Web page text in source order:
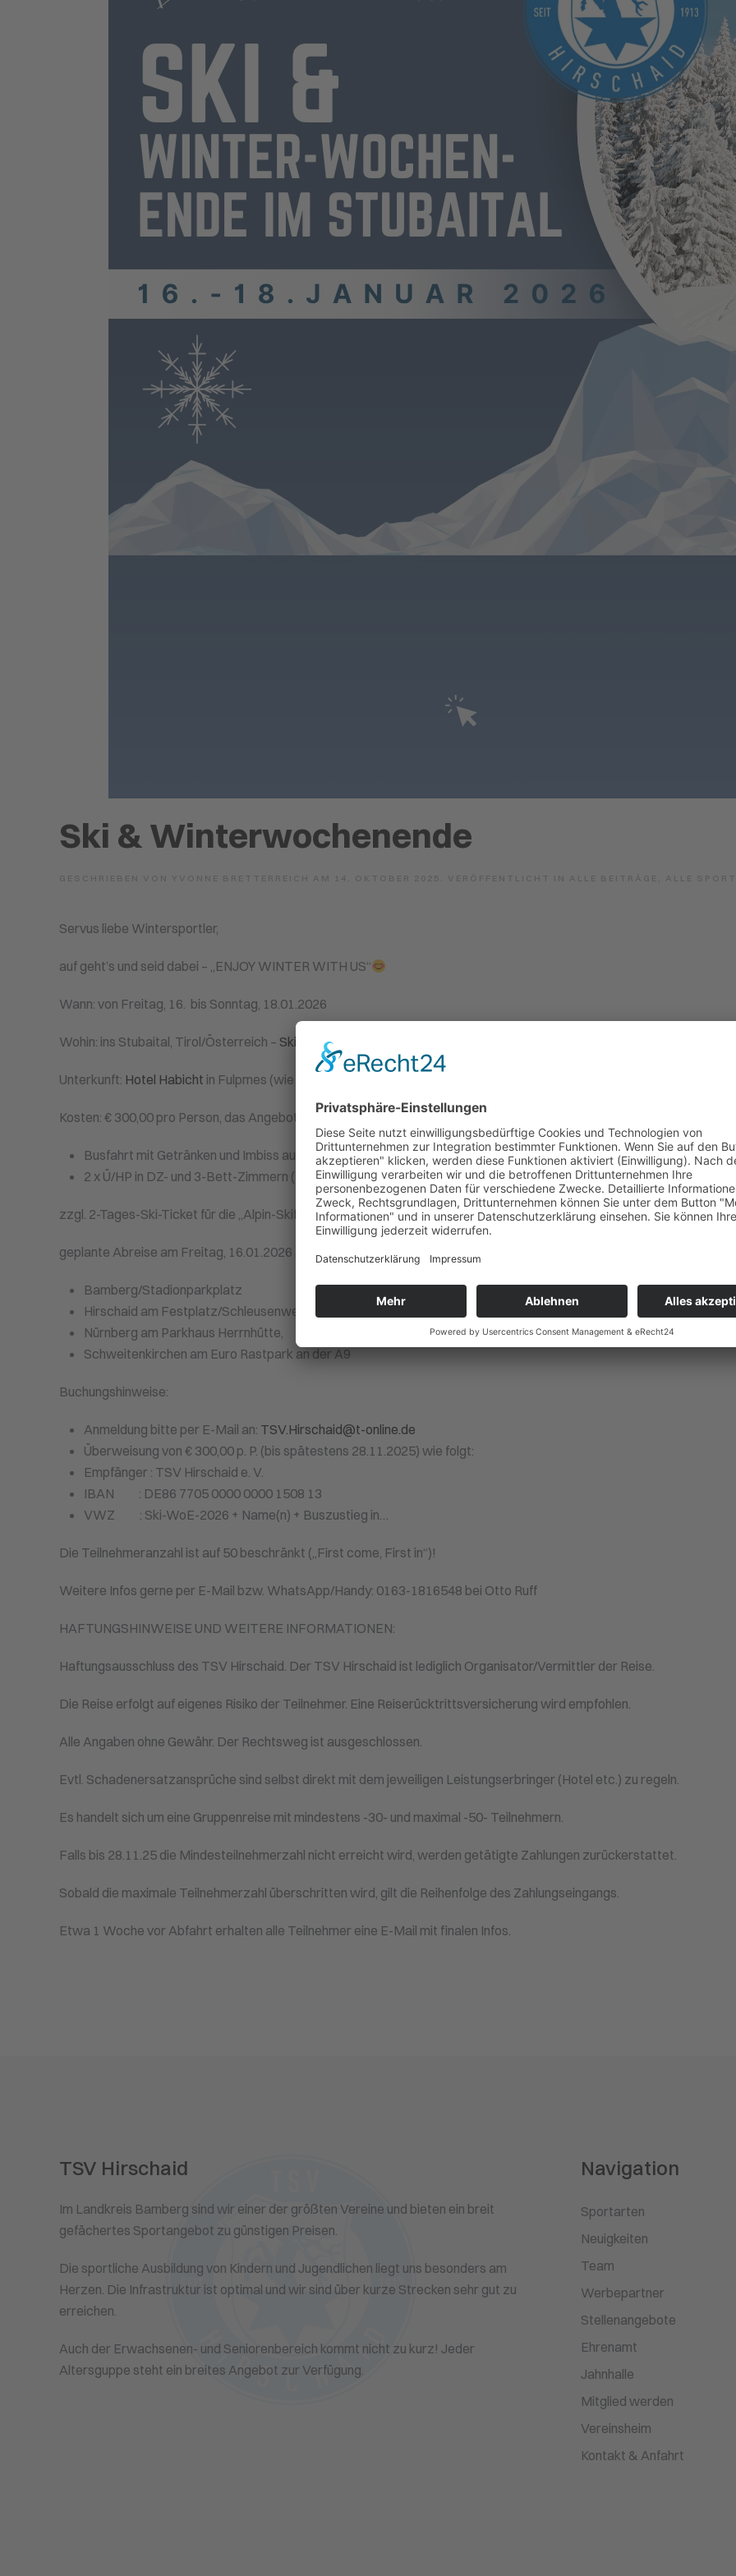
Ski & Winterwochenende
Servus liebe Wintersportler,
auf geht’s und seid dabei – „ENJOY WINTER WITH US“
Wann: von Freitag, 16. bis Sonntag, 18.01.2026
Wohin: ins Stubaital, Tirol/Österreich – Skigebiet „Schlick 2000“.
Unterkunft: Hotel Habicht in Fulpmes (wie im letzten Winter)
Kosten: € 300,00 pro Person, das Angebot beinhaltet:
Busfahrt mit Getränken und Imbiss auf der Hin- und Rückfahrt.
2 x Ü/HP in DZ- und 3-Bett-Zimmern (EZ auf Anfrage/Aufschlag € 50,00!).
zzgl. 2-Tages-Ski-Ticket für die „Alpin-Skifahrer“.
geplante Abreise am Freitag, 16.01.2026 ab 12 Uhr bei folgenden Haltestellen:
Bamberg/Stadionparkplatz
Hirschaid am Festplatz/Schleusenweg,
Nürnberg am Parkhaus Herrnhütte,
Schweitenkirchen am Euro Rastpark an der A9
Buchungshinweise:
Anmeldung bitte per E-Mail an: TSV.Hirschaid@t-online.de
Überweisung von € 300,00 p. P. (bis spätestens 28.11.2025) wie folgt:
Empfänger : TSV Hirschaid e. V.
IBAN : DE86 7705 0000 0000 1508 13
VWZ : Ski-WoE-2026 + Name(n) + Buszustieg in…
Die Teilnehmeranzahl ist auf 50 beschränkt („First come, First in“)!
Weitere Infos gerne per E-Mail bzw. WhatsApp/Handy: 0163-1816548 bei Otto Ruff
HAFTUNGSHINWEISE UND WEITERE INFORMATIONEN:
Haftungsausschluss des TSV Hirschaid. Der TSV Hirschaid ist lediglich Organisator/Vermittler der Reise.
Die Reise erfolgt auf eigenes Risiko der Teilnehmer. Eine Reiserücktrittsversicherung wird empfohlen.
Alle Angaben ohne Gewähr. Der Rechtsweg ist ausgeschlossen.
Evtl. Schadenersatzansprüche sind selbst direkt mit dem jeweiligen Leistungserbringer (Hotel etc.) zu regeln.
Es handelt sich um eine Gruppenreise mit mindestens -30- und maximal -50- Teilnehmern.
Falls bis 28.11.25 die Mindesteilnehmerzahl nicht erreicht wird, werden getätigte Zahlungen zurückerstattet.
Sobald die maximale Teilnehmerzahl überschritten wird, gilt die Reihenfolge des Zahlungseingangs.
Etwa 1 Woche vor Abfahrt erhalten alle Teilnehmer eine E-Mail mit finalen Infos.
TSV Hirschaid
Im Landkreis Bamberg sind wir einer der größten Vereine und bieten ein breit
gefächertes Sportangebot zu günstigen Preisen.
Die sportliche Ausbildung von Kindern und Jugendlichen liegt uns besonders am
Herzen. Die Infrastruktur ist optimal und wir sind über kurze Strecken sehr gut zu
erreichen.
Auch der Erwachsenen- und Seniorenbereich kommt nicht zu kurz! Jeder
Altersguppe steht ein breites Angebot zur Verfügung.
Navigation
Sportarten
Neuigkeiten
Team
Werbepartner
Stellenangebote
Ehrenamt
Jahnhalle
Mitglied werden
Vereinsheim
Kontakt & Anfahrt